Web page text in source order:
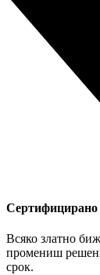
Сертифицирано
Всяко златно
промениш
срок.